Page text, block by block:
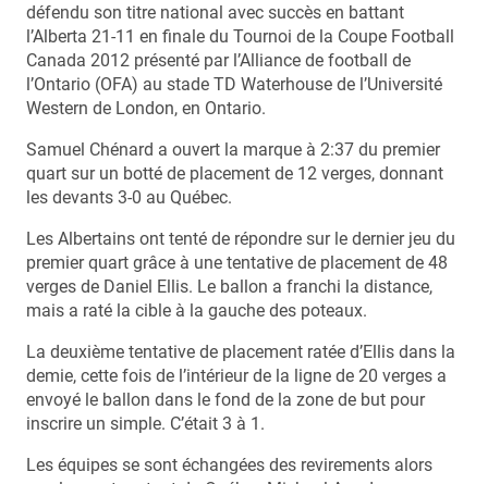
défendu son titre national avec succès en battant
l’Alberta 21-11 en finale du Tournoi de la Coupe Football
Canada 2012 présenté par l’Alliance de football de
l’Ontario (OFA) au stade TD Waterhouse de l’Université
Western de London, en Ontario.
Samuel Chénard a ouvert la marque à 2:37 du premier
quart sur un botté de placement de 12 verges, donnant
les devants 3-0 au Québec.
Les Albertains ont tenté de répondre sur le dernier jeu du
premier quart grâce à une tentative de placement de 48
verges de Daniel Ellis. Le ballon a franchi la distance,
mais a raté la cible à la gauche des poteaux.
La deuxième tentative de placement ratée d’Ellis dans la
demie, cette fois de l’intérieur de la ligne de 20 verges a
envoyé le ballon dans le fond de la zone de but pour
inscrire un simple. C’était 3 à 1.
Les équipes se sont échangées des revirements alors